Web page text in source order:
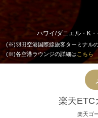
ハワイ/ダニエル・K
(※)羽田空港国際線旅客ターミナル
(※)各空港ラウンジの詳細は こちら
楽天ETC
楽天ゴ